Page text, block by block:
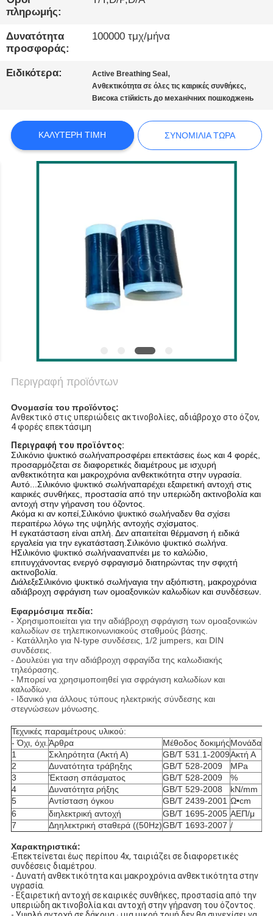
ΥΠΟΘΈΣΕΙΣ
ΙΣΤΟΛΌΓΙΟ
SITEMAP
ΠΟΛΙΤΙΚΉ
πληρωμής:
Δυνατότητα
προσφοράς:
100000 τμχ/μήνα
Ειδικότερα: Аctive Breathing Seal ,
Ανθεκτικότητα σε όλες τις καιρικές συνθήκες,
Висока стійкість до механічних пошкоджень
ΚΑΛΎΤΕΡΗ ΤΙΜΉ ΣΥΝΟΜΙΛΊΑ ΤΏΡΑ
Περιγραφή προϊόντων
Ονομασία του προϊόντος:
Ανθεκτικό στις υπεριώδεις ακτινοβολίες, αδιάβροχο στο όζον,
4 φορές επεκτάσιμη
Περιγραφή του προϊόντος:
Σιλικόνιο ψυκτικό σωλήναπροσφέρει επεκτάσεις έως και 4 φορές,
προσαρμόζεται σε διαφορετικές διαμέτρους με ισχυρή
ανθεκτικότητα και μακροχρόνια ανθεκτικότητα στην υγρασία.
Αυτό...Σιλικόνιο ψυκτικό σωλήναπαρέχει εξαιρετική αντοχή στις
καιρικές συνθήκες, προστασία από την υπεριώδη ακτινοβολία και
αντοχή στην γήρανση του όζοντος.
Ακόμα κι αν κοπεί,Σιλικόνιο ψυκτικό σωλήναδεν θα σχίσει
περαιτέρω λόγω της υψηλής αντοχής σχίσματος.
Η εγκατάσταση είναι απλή. Δεν απαιτείται θέρμανση ή ειδικά
εργαλεία για την εγκατάσταση.Σιλικόνιο ψυκτικό σωλήνα.
ΗΣιλικόνιο ψυκτικό σωλήνααναπνέει με το καλώδιο,
επιτυγχάνοντας ενεργό σφραγισμό διατηρώντας την σφιχτή
ακτινοβολία.
ΔιάλεξεΣιλικόνιο ψυκτικό σωλήναγια την αξιόπιστη, μακροχρόνια
αδιάβροχη σφράγιση των ομοαξονικών καλωδίων και συνδέσεων.
Εφαρμόσιμα πεδία:
- Χρησιμοποιείται για την αδιάβροχη σφράγιση των ομοαξονικών
καλωδίων σε τηλεπικοινωνιακούς σταθμούς βάσης.
- Κατάλληλο για N-type συνδέσεις, 1/2 jumpers, και DIN
συνδέσεις.
- Δουλεύει για την αδιάβροχη σφραγίδα της καλωδιακής
τηλεόρασης.
- Μπορεί να χρησιμοποιηθεί για σφράγιση καλωδίων και
καλωδίων.
- Ιδανικό για άλλους τύπους ηλεκτρικής σύνδεσης και
στεγνώσεων μόνωσης.
Τεχνικές παραμέτρους υλικού:
- Όχι, όχι.Άρθρα Μέθοδος δοκιμήςΜονάδα
1
Σκληρότητα (Ακτή Α) GB/T 531.1-2009Ακτή Α
2
Δυνατότητα τράβηξης GB/T 528-2009 MPa
3
Έκταση σπάσματος GB/T 528-2009 %
4
Δυνατότητα ρήξης GB/T 529-2008 kN/mm
5
Αντίσταση όγκου GB/T 2439-2001 Ω•cm
6
διηλεκτρική αντοχή GB/T 1695-2005 ΑΕΠ/μ
7
Δηηλεκτρική σταθερά ((50Hz)GB/T 1693-2007 /
Χαρακτηριστικά:
-Επεκτείνεται έως περίπου 4x, ταιριάζει σε διαφορετικές
συνδέσεις διαμέτρου.
- Δυνατή ανθεκτικότητα και μακροχρόνια ανθεκτικότητα στην
υγρασία.
- Εξαιρετική αντοχή σε καιρικές συνθήκες, προστασία από την
υπεριώδη ακτινοβολία και αντοχή στην γήρανση του όζοντος.